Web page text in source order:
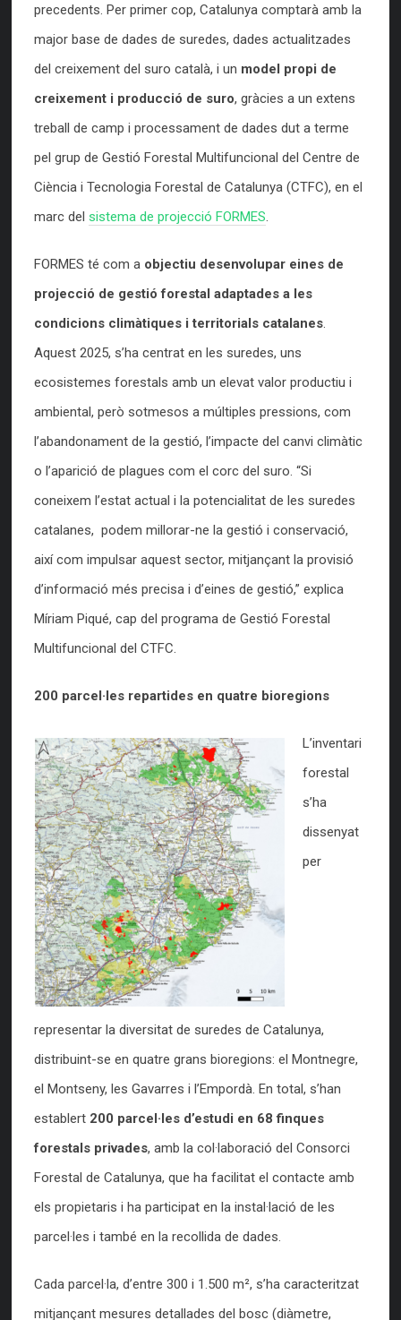
precedents. Per primer cop, Catalunya comptarà amb la
major base de dades de suredes, dades actualitzades
del creixement del suro català, i un model propi de
creixement i producció de suro, gràcies a un extens
treball de camp i processament de dades dut a terme
pel grup de Gestió Forestal Multifuncional del Centre de
Ciència i Tecnologia Forestal de Catalunya (CTFC), en el
marc del sistema de projecció FORMES.
FORMES té com a objectiu desenvolupar eines de
projecció de gestió forestal adaptades a les
condicions climàtiques i territorials catalanes.
Aquest 2025, s’ha centrat en les suredes, uns
ecosistemes forestals amb un elevat valor productiu i
ambiental, però sotmesos a múltiples pressions, com
l’abandonament de la gestió, l’impacte del canvi climàtic
o l’aparició de plagues com el corc del suro. “Si
coneixem l’estat actual i la potencialitat de les suredes
catalanes, podem millorar-ne la gestió i conservació,
així com impulsar aquest sector, mitjançant la provisió
d’informació més precisa i d’eines de gestió,” explica
Míriam Piqué, cap del programa de Gestió Forestal
Multifuncional del CTFC.
200 parcel·les repartides en quatre bioregions
L’inventari
forestal
s’ha
dissenyat
per
representar la diversitat de suredes de Catalunya,
distribuint-se en quatre grans bioregions: el Montnegre,
el Montseny, les Gavarres i l’Empordà. En total, s’han
establert 200 parcel·les d’estudi en 68 finques
forestals privades, amb la col·laboració del Consorci
Forestal de Catalunya, que ha facilitat el contacte amb
els propietaris i ha participat en la instal·lació de les
parcel·les i també en la recollida de dades.
Cada parcel·la, d’entre 300 i 1.500 m², s’ha caracteritzat
mitjançant mesures detallades del bosc (diàmetre,